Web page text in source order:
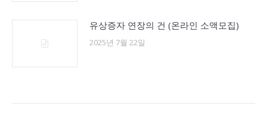
유상증자 연장의 건 (온라인 소액모집)
2025년 7월 22일